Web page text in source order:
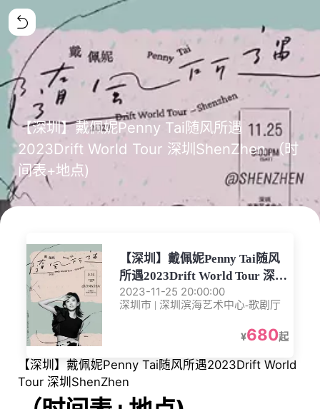
【深圳】戴佩妮Penny Tai随风所遇
2023Drift World Tour 深圳ShenZhen （时
间表+地点)
【深圳】戴佩妮Penny Tai随风
所遇2023Drift World Tour 深圳
ShenZhen
2023-11-25 20:00:00
深圳市 | 深圳滨海艺术中心-歌剧厅
¥680起
【深圳】戴佩妮Penny Tai随风所遇2023Drift World
Tour 深圳ShenZhen